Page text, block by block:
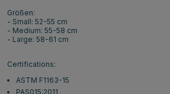
Größen:
- Small: 52-55 cm
- Medium: 55-58 cm
- Large: 58-61 cm
Certifications:
ASTM F1163-15
PAS015:2011